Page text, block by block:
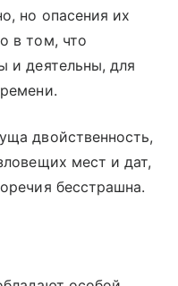
но опасения их
в том, что
и деятельны, для
двойственность,
мест и дат,
бесстрашна.